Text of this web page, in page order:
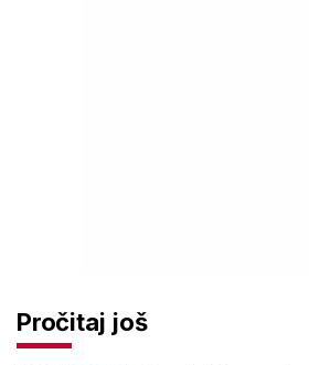
Pročitaj još